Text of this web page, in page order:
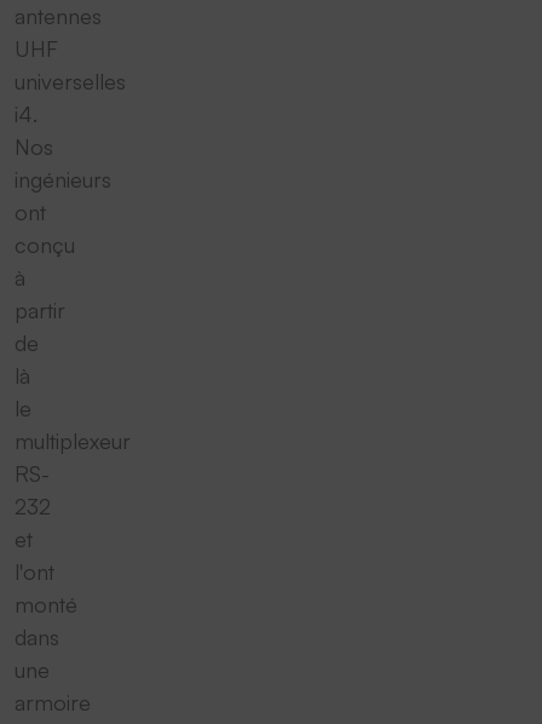
antennes
UHF
universelles
i4.
Nos
ingénieurs
ont
conçu
à
partir
de
là
le
multiplexeur
RS-
232
et
l'ont
monté
dans
une
armoire